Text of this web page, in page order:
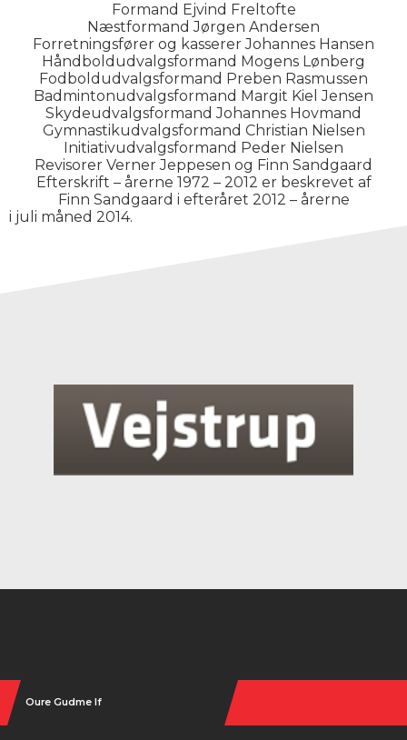
Formand Ejvind Freltofte
Næstformand Jørgen Andersen
Forretningsfører og kasserer Johannes Hansen
Håndboldudvalgsformand Mogens Lønberg
Fodboldudvalgsformand Preben Rasmussen
Badmintonudvalgsformand Margit Kiel Jensen
Skydeudvalgsformand Johannes Hovmand
Gymnastikudvalgsformand Christian Nielsen
Initiativudvalgsformand Peder Nielsen
Revisorer Verner Jeppesen og Finn Sandgaard
Efterskrift – årerne 1972 – 2012 er beskrevet af
Finn Sandgaard i efteråret 2012 – årerne
i juli måned 2014.
Oure Gudme If